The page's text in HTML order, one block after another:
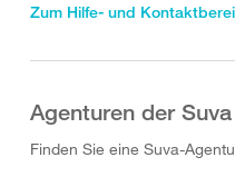
Zum Hilfe- und
Agenturen der Suva
Finden Sie eine Suva-